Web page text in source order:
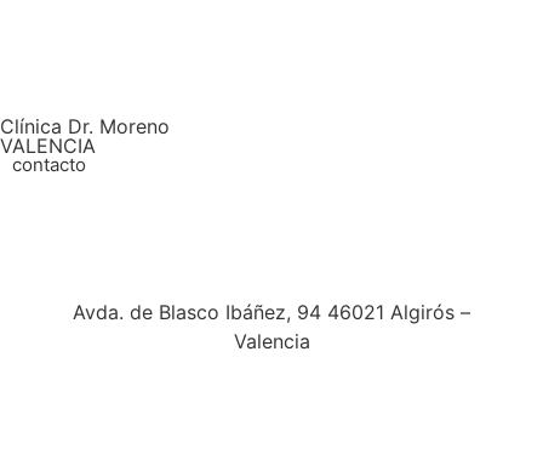
Clínica Dr. Moreno
VALENCIA
contacto
Avda. de Blasco Ibáñez, 94 46021 Algirós –
Valencia